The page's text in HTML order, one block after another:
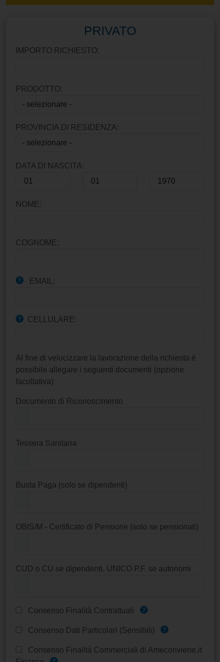
PRIVATO
IMPORTO RICHIESTO:
PRODOTTO:
PROVINCIA DI RESIDENZA:
DATA DI NASCITA:
NOME:
COGNOME:
EMAIL:
CELLULARE:
Al fine di velocizzare la lavorazione della richiesta è
possibile allegare i seguenti documenti (opzione
facoltativa)
Documento di Riconoscimento
Tessera Sanitaria
Busta Paga (solo se dipendenti)
OBIS/M - Certificato di Pensione (solo se pensionati)
CUD o CU se dipendenti, UNICO P.F. se autonomi
Consenso Finalità Contrattuali
Consenso Dati Particolari (Sensibili)
Consenso Finalità Commerciali di Ameconviene.it